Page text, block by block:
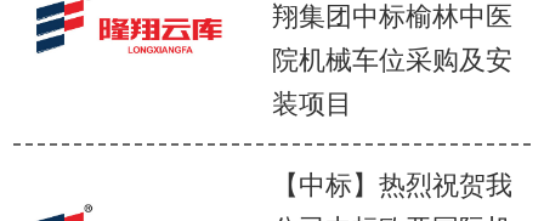
翔集团中标榆林中医
院机械车位采购及安
装项目
【中标】热烈祝贺我